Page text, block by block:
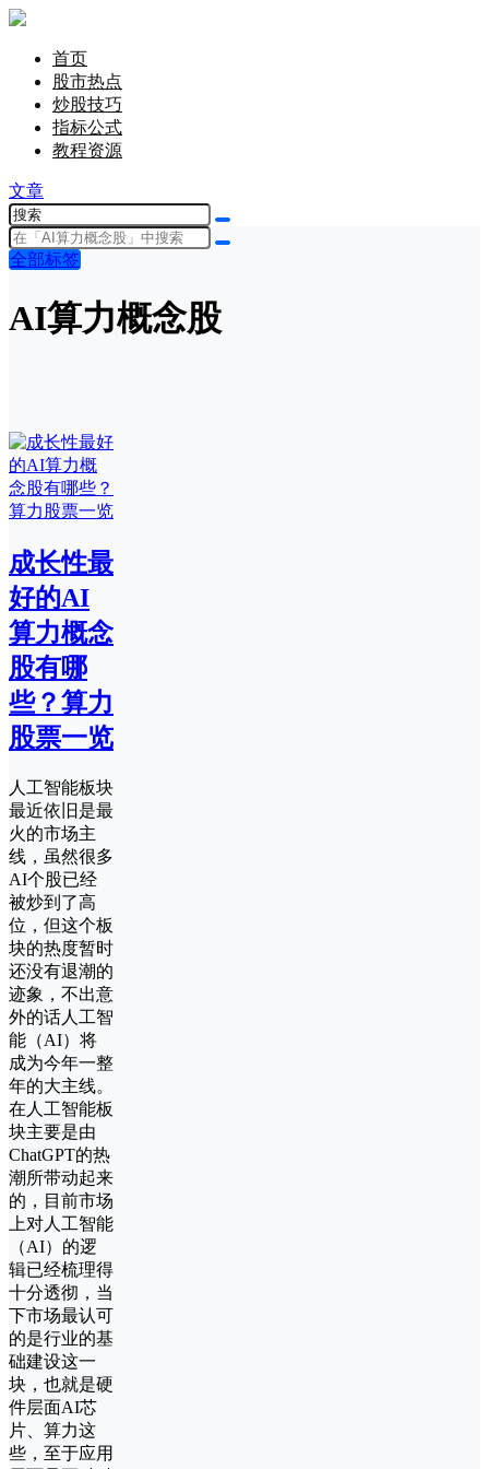
首页
股市热点
炒股技巧
指标公式
教程资源
文章
全部标签
AI算力概念股
成长性最
好的AI
算力概念
股有哪
些？算力
股票一览
人工智能板块
最近依旧是最
火的市场主
线，虽然很多
AI个股已经
被炒到了高
位，但这个板
块的热度暂时
还没有退潮的
迹象，不出意
外的话人工智
能（AI）将
成为今年一整
年的大主线。
在人工智能板
块主要是由
ChatGPT的热
潮所带动起来
的，目前市场
上对人工智能
（AI）的逻
辑已经梳理得
十分透彻，当
下市场最认可
的是行业的基
础建设这一
块，也就是硬
件层面AI芯
片、算力这
些，至于应用